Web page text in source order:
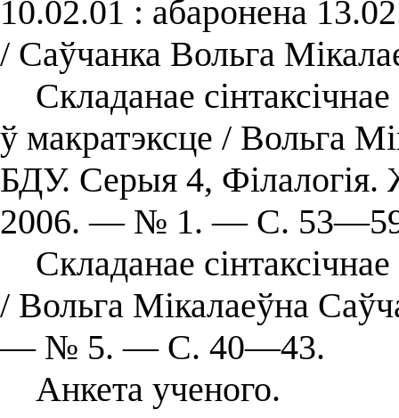
10.02.01 : абаронена
/ Саўчанка Вольга
Складанае
ў макратэксце / Вольга
БДУ. Серыя 4, Філалогія.
2006. — № 1. — С.
Складанае
/ Вольга Мікалаеўна
— № 5. — С. 40—43.
Анкета ученого.